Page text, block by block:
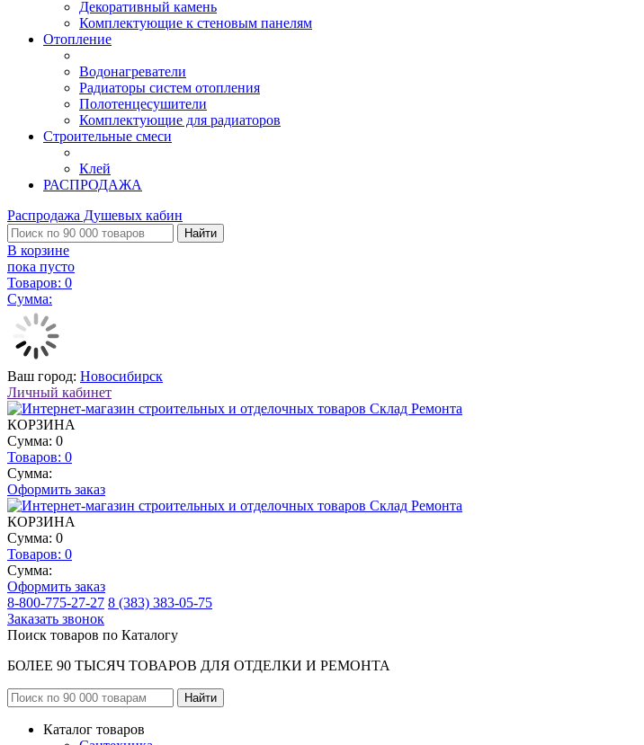
Декоративный камень
Комплектующие к стеновым панелям
Отопление
Водонагреватели
Радиаторы систем отопления
Полотенцесушители
Комплектующие для радиаторов
Строительные смеси
Клей
РАСПРОДАЖА
Распродажа Душевых кабин
Найти
В корзине
пока пусто
Товаров: 0
Сумма:
Ваш город: Новосибирск
Личный кабинет
КОРЗИНА
Сумма: 0
Товаров: 0
Сумма:
Оформить заказ
КОРЗИНА
Сумма: 0
Товаров: 0
Сумма:
Оформить заказ
8-800-775-27-27 8 (383) 383-05-75
Заказать звонок
Поиск товаров по Каталогу
БОЛЕЕ 90 ТЫСЯЧ ТОВАРОВ ДЛЯ ОТДЕЛКИ И РЕМОНТА
Каталог товаров